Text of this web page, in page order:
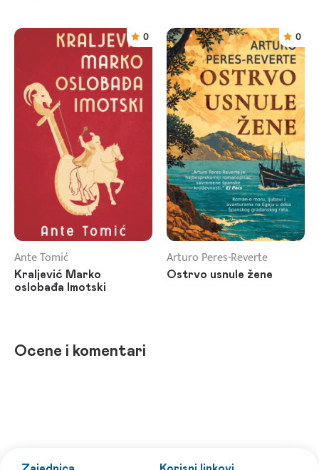
0
Ante Tomić
Kraljević Marko
oslobađa Imotski
0
Arturo Peres-Reverte
Ostrvo usnule žene
Ocene i komentari